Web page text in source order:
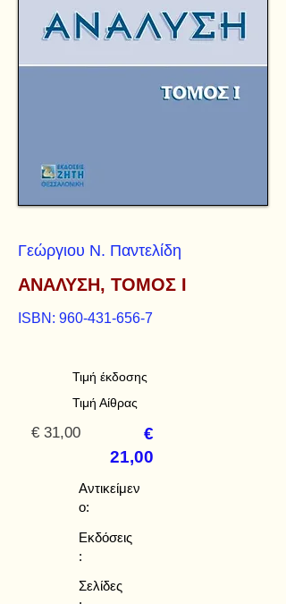
Γεώργιου Ν. Παντελίδη
ΑΝΑΛΥΣΗ, ΤΟΜΟΣ Ι
ISBN: 960-431-656-7
Τιμή έκδοσης
Τιμή Αίθρας
€ 31,00
€
21,00
Αντικείμεν
ο:
Εκδόσεις
:
Σελίδες